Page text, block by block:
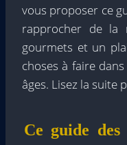
vous proposer ce
rapprocher de la
gourmets et un
choses à faire
âges. Lisez la suite
Ce guide des